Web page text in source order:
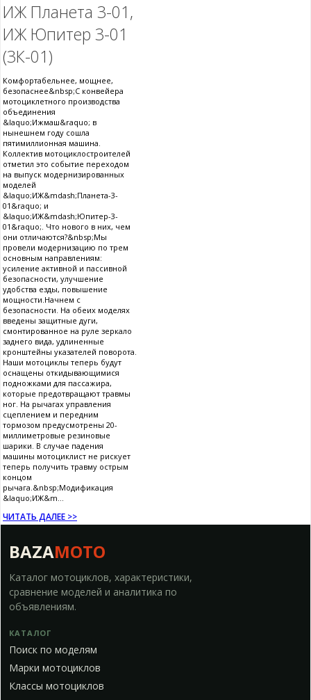
ИЖ Планета 3-01,
ИЖ Юпитер 3-01
(3К-01)
Комфортабельнее, мощнее,
безопаснее&nbsp;С конвейера
мотоциклетного производства
объединения
&laquo;Ижмаш&raquo; в
нынешнем году сошла
пятимиллионная машина.
Коллектив мотоциклостроителей
отметил это событие переходом
на выпуск модернизированных
моделей
&laquo;ИЖ&mdash;Планета-3-
01&raquo; и
&laquo;ИЖ&mdash;Юпитер-3-
01&raquo;. Что нового в них, чем
они отличаются?&nbsp;Мы
провели модернизацию по трем
основным направлениям:
усиление активной и пассивной
безопасности, улучшение
удобства езды, повышение
мощности.Начнем с
безопасности. На обеих моделях
введены защитные дуги,
смонтированное на руле зеркало
заднего вида, удлиненные
кронштейны указателей поворота.
Наши мотоциклы теперь будут
оснащены откидывающимися
подножками для пассажира,
которые предотвращают травмы
ног. На рычагах управления
сцеплением и передним
тормозом предусмотрены 20-
миллиметровые резиновые
шарики. В случае падения
машины мотоциклист не рискует
теперь получить травму острым
концом
рычага.&nbsp;Модификация
&laquo;ИЖ&m...
ЧИТАТЬ ДАЛЕЕ >>
BAZAMOTO
Каталог мотоциклов, характеристики,
сравнение моделей и аналитика по
объявлениям.
КАТАЛОГ
Поиск по моделям
Марки мотоциклов
Классы мотоциклов